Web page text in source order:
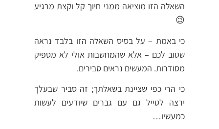
השאלה הזו מוציאה ממני חיוך קל וקצת מרגיע
😉
כי באמת – על בסיס השאלה הזו בלבד נראה
שטוב לכם – אלא שהמחשבות אולי לא מספיק
מסודרות. המעשים נראים סבירים.
כי הרי כפי שציינת בשאלתך; זה סביר שבעלך
ירצה לטייל גם עם גברים שיודעים לעשות
כמעשיו…